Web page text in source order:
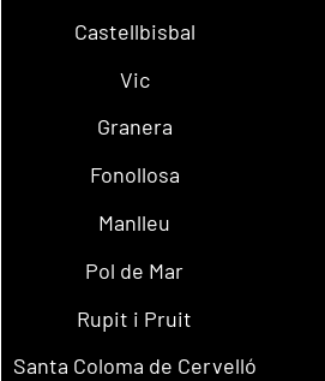
Castellbisbal
Vic
Granera
Fonollosa
Manlleu
Pol de Mar
Rupit i Pruit
Santa Coloma de Cervelló